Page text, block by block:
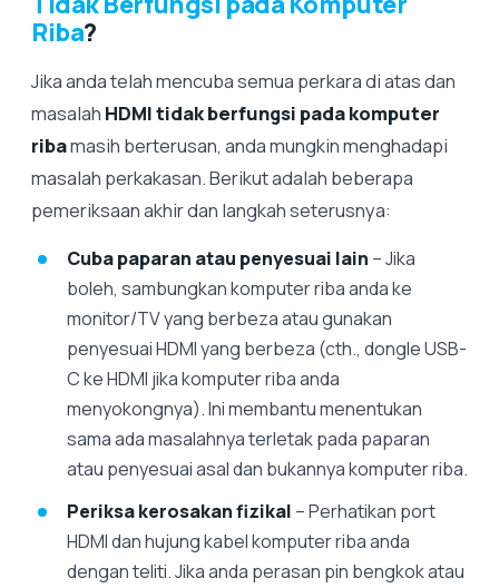
Riba?
Jika anda telah mencuba semua perkara di atas dan
masalah HDMI tidak berfungsi pada komputer
ribamasih berterusan, anda mungkin menghadapi
masalah perkakasan. Berikut adalah beberapa
pemeriksaan akhir dan langkah seterusnya:
Cuba paparan atau penyesuai lain – Jika
boleh, sambungkan komputer riba anda ke
monitor/TV yang berbeza atau gunakan
penyesuai HDMI yang berbeza (cth., dongle USB-
C ke HDMI jika komputer riba anda
menyokongnya). Ini membantu menentukan
sama ada masalahnya terletak pada paparan
atau penyesuai asal dan bukannya komputer riba.
Periksa kerosakan fizikal – Perhatikan port
HDMI dan hujung kabel komputer riba anda
dengan teliti. Jika anda perasan pin bengkok atau